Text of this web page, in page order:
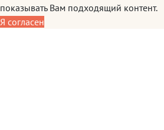
показывать Вам подходящий контент.
Я согласен